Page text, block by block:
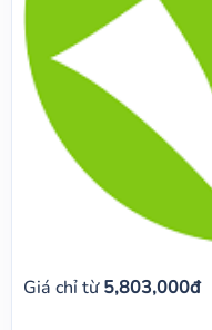
Giá chỉ từ5,803,000đ